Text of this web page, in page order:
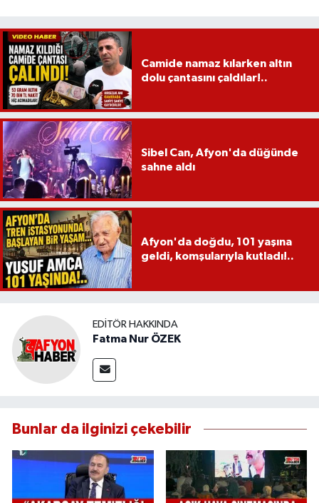
Camide namaz kılarken altın
dolu çantasını çaldılar!..
Sibel Can, Afyon'da düğünde
sahne aldı
Afyon'da doğdu, 101 yaşına
geldi, komşularıyla kutladı!..
EDITÖR HAKKINDA
Fatma Nur ÖZEK
Bunlar da ilginizi çekebilir